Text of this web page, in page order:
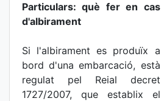
Particulars: què fer en cas
d'albirament
Si l'albirament es produïx a
bord d'una embarcació, està
regulat pel Reial decret
1727/2007, que establix el